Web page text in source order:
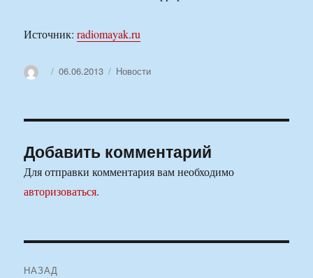
Источник:radiomayak.ru
АвторОпубликовано
06.06.2013 Рубрики
Новости
Добавить комментарий
Для отправки комментария вам необходимо
авторизоваться.
НАЗАД